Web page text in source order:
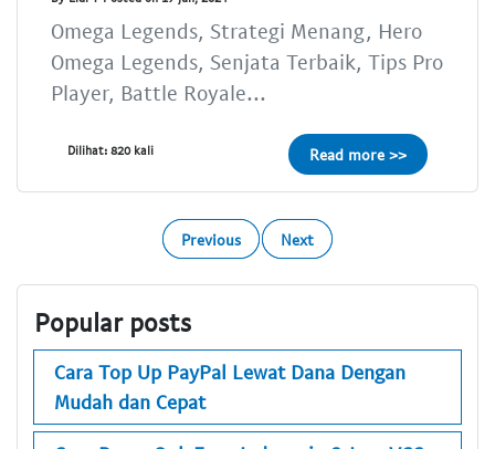
Omega Legends, Strategi Menang, Hero
Omega Legends, Senjata Terbaik, Tips Pro
Player, Battle Royale...
Dilihat: 820 kali Read more >>
Previous Next
Popular posts
Cara Top Up PayPal Lewat Dana Dengan
Mudah dan Cepat